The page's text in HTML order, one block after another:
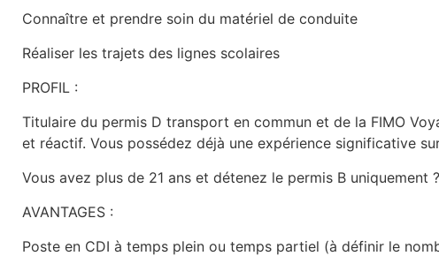
Connaître et prendre soin du matériel de conduite
Réaliser les trajets des lignes scolaires
PROFIL :
Titulaire du permis D transport en commun et de la FIMO
et réactif. Vous possédez déjà une expérience significative
Vous avez plus de 21 ans et détenez le permis B uniquement
AVANTAGES :
Poste en CDI à temps plein ou temps partiel (à définir le